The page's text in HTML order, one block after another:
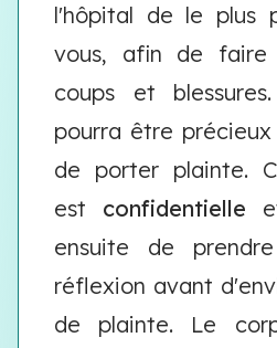
l'hôpital de le plus
vous, afin de
coups et
pourra être
de porter plainte.
est confidentielle
ensuite de
réflexion avant
de plainte. Le